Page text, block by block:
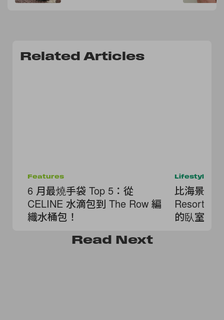
Related Articles
Features
6 月最燒手袋 Top 5：從
CELINE 水滴包到 The Row 編
織水桶包！
Lifestyle
比海景房
Resort 水
的臥室
Read Next